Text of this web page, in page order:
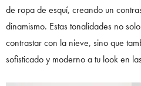
de ropa de esquí, creando un
dinamismo. Estas tonalidades no
contrastar con la nieve, sino que
sofisticado y moderno a tu look en